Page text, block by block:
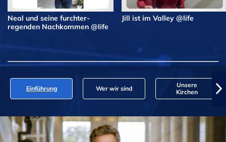
Neal und seine furchter­
regenden Nachkommen @life
Jill ist im Valley @life
Einführung Wer wir sind
Unsere
Kirchen